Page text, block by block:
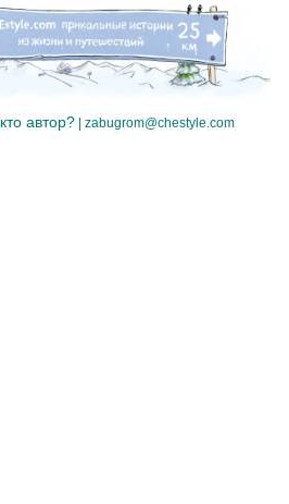
кто автор? | zabugrom@chestyle.com